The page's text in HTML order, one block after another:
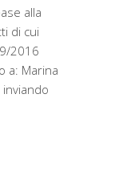
alla
di cui
2016
a: Marina
inviando